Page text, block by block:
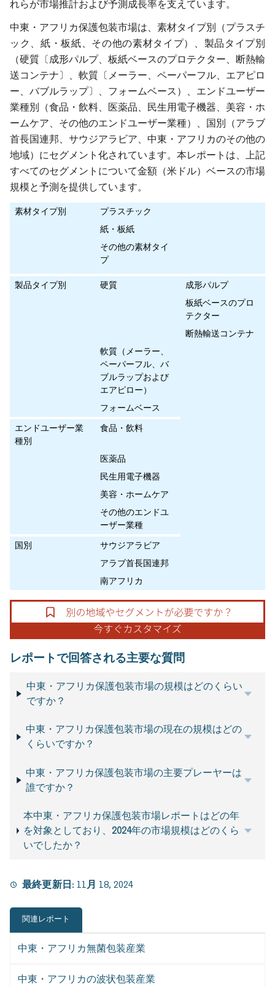
れらが市場推計および予測成長率を支えています。
中東・アフリカ保護包装市場は、素材タイプ別（プラスチ
ック、紙・板紙、その他の素材タイプ）、製品タイプ別
（硬質〔成形パルプ、板紙ベースのプロテクター、断熱輸
送コンテナ〕、軟質〔メーラー、ペーパーフル、エアピロ
ー、バブルラップ〕、フォームベース）、エンドユーザー
業種別（食品・飲料、医薬品、民生用電子機器、美容・ホ
ームケア、その他のエンドユーザー業種）、国別（アラブ
首長国連邦、サウジアラビア、中東・アフリカのその他の
地域）にセグメント化されています。本レポートは、上記
すべてのセグメントについて金額（米ドル）ベースの市場
規模と予測を提供しています。
素材タイプ別
プラスチック
紙・板紙
その他の素材タイ
プ
製品タイプ別 硬質
成形パルプ
板紙ベースのプロ
テクター
断熱輸送コンテナ
軟質（メーラー、
ペーパーフル、バ
ブルラップおよび
エアピロー）
フォームベース
エンドユーザー業
種別
食品・飲料
医薬品
民生用電子機器
美容・ホームケア
その他のエンドユ
ーザー業種
国別
サウジアラビア
アラブ首長国連邦
南アフリカ
レポートで回答される主要な質問
中東・アフリカ保護包装市場の規模はどのくらい
ですか？
中東・アフリカ保護包装市場の現在の規模はどの
くらいですか？
中東・アフリカ保護包装市場の主要プレーヤーは
誰ですか？
本中東・アフリカ保護包装市場レポートはどの年
を対象としており、2024年の市場規模はどのくら
いでしたか？
最終更新日: 11月 18, 2024
関連レポート
中東・アフリカ無菌包装産業
中東・アフリカの波状包装産業